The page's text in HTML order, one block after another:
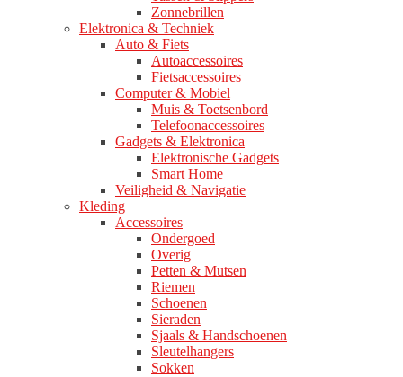
Zonnebrillen
Elektronica & Techniek
Auto & Fiets
Autoaccessoires
Fietsaccessoires
Computer & Mobiel
Muis & Toetsenbord
Telefoonaccessoires
Gadgets & Elektronica
Elektronische Gadgets
Smart Home
Veiligheid & Navigatie
Kleding
Accessoires
Ondergoed
Overig
Petten & Mutsen
Riemen
Schoenen
Sieraden
Sjaals & Handschoenen
Sleutelhangers
Sokken